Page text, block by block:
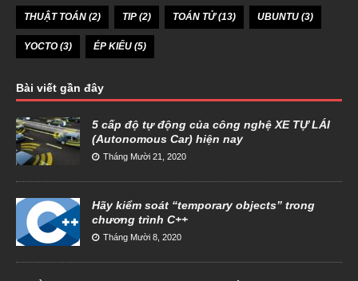
THUẬT TOÁN (2) TIP (2) TOÁN TỬ(13) UBUNTU (3)
YOCTO(3) ÉP KIỂU (5)
Bài viết gần đây
5 cấp độ tự động của công nghệ XE TỰ LÁI
(Autonomous Car) hiện nay
Tháng Mười 21, 2020
Hãy kiểm soát “temporary objects” trong
chương trình C++
Tháng Mười 8, 2020